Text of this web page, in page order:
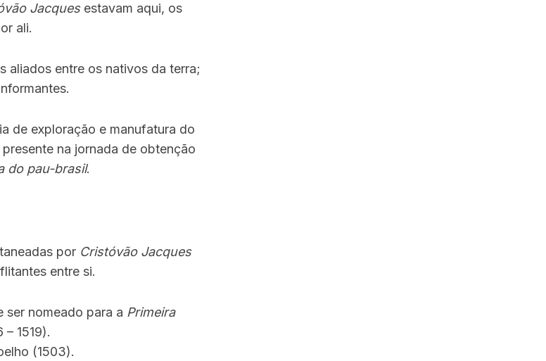
Jacquesestavam aqui, os
ali.
aliados entre os nativos da terra;
de exploração e manufatura do
na jornada de obtenção
do pau-brasil.
por Cristóvão Jacques
entre si.
ser nomeado para a Primeira
– 1519).
(1503).